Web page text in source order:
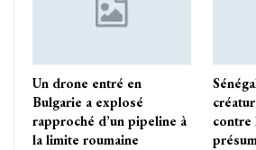
Un drone entré en
Bulgarie a explosé
rapproché d’un pipeline à
la limite roumaine
contre